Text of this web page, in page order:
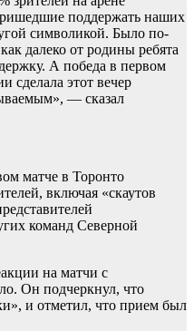
поддержать наших
символикой. Было по-
далеко от родины ребята
А победа в первом
сделала этот вечер
— сказал
матче в Торонто
включая «скаутов
команд Северной
на матчи с
Он подчеркнул, что
и отметил, что прием был